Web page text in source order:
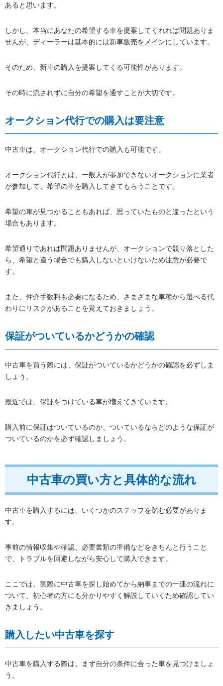
あると思います。
しかし、本当にあなたの希望する車を提案してくれれば問題ありま
せんが、ディーラーは基本的には新車販売をメインにしています。
そのため、新車の購入を提案してくる可能性があります。
その時に流されずに自分の希望を通すことが大切です。
オークション代行での購入は要注意
中古車は、オークション代行での購入も可能です。
オークション代行とは、一般人が参加できないオークションに業者
が参加して、希望の車を購入してきてもらうことです。
希望の車が見つかることもあれば、思っていたものと違ったという
場合もあります。
希望通りであれば問題ありませんが、オークションで競り落とした
ら、希望と違う場合でも購入しないといけないため注意が必要で
す。
また、仲介手数料も必要になるため、さまざまな車種から選べる代
わりにリスクがあることを覚えておきましょう。
保証がついているかどうかの確認
中古車を買う際には、保証がついているかどうかの確認を必ずしま
しょう。
最近では、保証をつけている車が増えてきています。
購入前に保証はついているのか、ついているならどのような保証が
ついているのかを必ず確認しましょう。
中古車の買い方と具体的な流れ
中古車を購入するには、いくつかのステップを踏む必要がありま
す。
事前の情報収集や確認、必要書類の準備などをきちんと行うこと
で、トラブルを回避しながら安心して購入できます。
ここでは、実際に中古車を探し始めてから納車までの一連の流れに
ついて、初心者の方にも分かりやすく解説していくため確認してい
きましょう。
購入したい中古車を探す
中古車を購入する際は、まず自分の条件に合った車を見つけましょ
う。